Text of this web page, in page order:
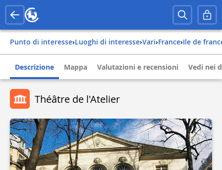
Punto di interesse› Luoghi di interesse› Vari› france› ile de
Descrizione Mappa Valutazioni e recensioni Vedi nei
Théâtre de l'Atelier